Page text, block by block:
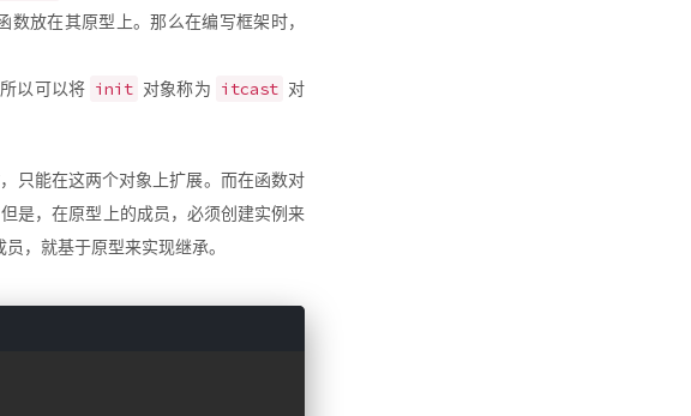
放在其原型上。那么在编写框架时，
以可以将 init 对象称为 itcast 对
只能在这两个对象上扩展。而在函数对
是，在原型上的成员，必须创建实例来
员，就基于原型来实现继承。